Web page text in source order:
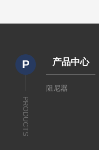
P
PRODUCTS
产品中心
阻尼器